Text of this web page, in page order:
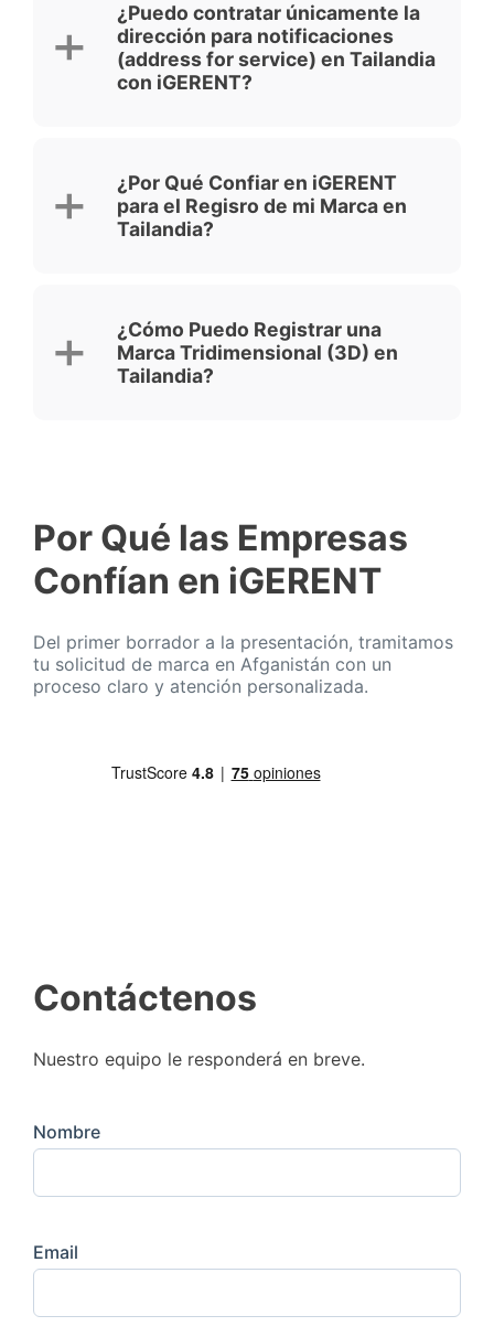
¿Puedo contratar únicamente la
dirección para notificaciones
(address for service) en Tailandia
con iGERENT?
¿Por Qué Confiar en iGERENT
para el Regisro de mi Marca en
Tailandia?
¿Cómo Puedo Registrar una
Marca Tridimensional (3D) en
Tailandia?
Por Qué las Empresas
Confían en iGERENT
Del primer borrador a la presentación, tramitamos
tu solicitud de marca en Afganistán con un
proceso claro y atención personalizada.
Contáctenos
Nuestro equipo le responderá en breve.
Nombre
Email